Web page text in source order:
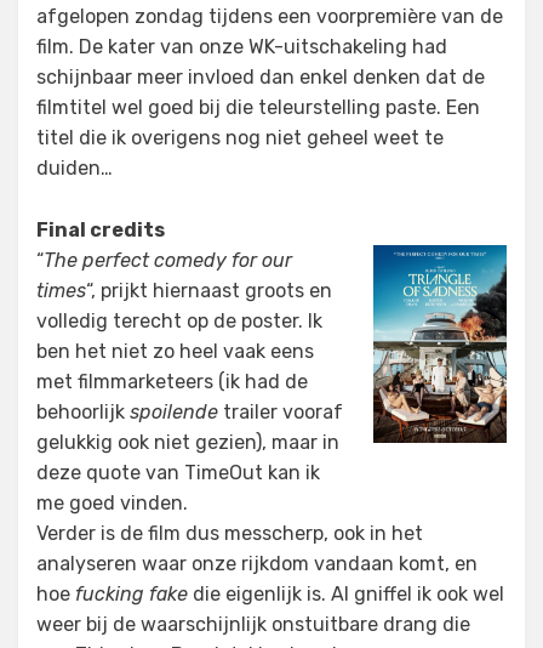
afgelopen zondag tijdens een voorpremière van de
film. De kater van onze WK-uitschakeling had
schijnbaar meer invloed dan enkel denken dat de
filmtitel wel goed bij die teleurstelling paste. Een
titel die ik overigens nog niet geheel weet te
duiden…
Final credits
“The perfect comedy for our
times“, prijkt hiernaast groots en
volledig terecht op de poster. Ik
ben het niet zo heel vaak eens
met filmmarketeers (ik had de
behoorlijk spoilende trailer vooraf
gelukkig ook niet gezien), maar in
deze quote van TimeOut kan ik
me goed vinden.
Verder is de film dus messcherp, ook in het
analyseren waar onze rijkdom vandaan komt, en
hoe fucking fake die eigenlijk is. Al gniffel ik ook wel
weer bij de waarschijnlijk onstuitbare drang die